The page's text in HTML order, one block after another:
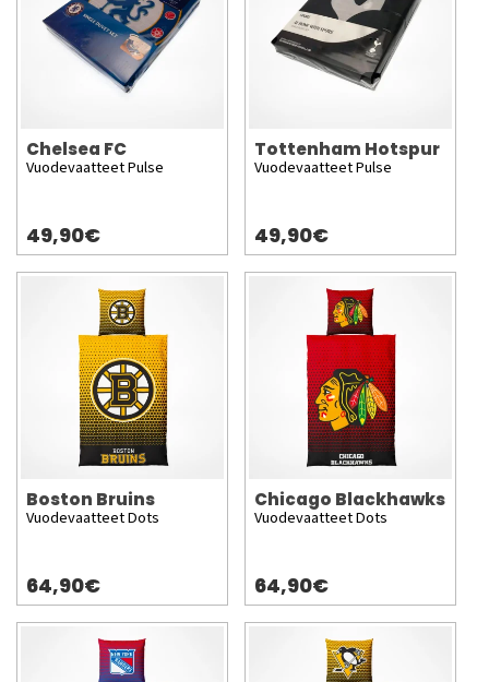
Chelsea FC
Vuodevaatteet Pulse
49,90€
Tottenham Hotspur
Vuodevaatteet Pulse
49,90€
Boston Bruins
Vuodevaatteet Dots
64,90€
Chicago Blackhawks
Vuodevaatteet Dots
64,90€